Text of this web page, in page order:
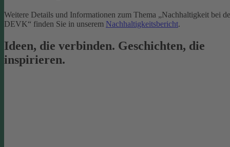
Weitere Details und Informationen zum Thema „Nachhaltigkeit bei
DEVK“ finden Sie in unserem Nachhaltigkeitsbericht.
Ideen, die verbinden. Geschichten, die
inspirieren.